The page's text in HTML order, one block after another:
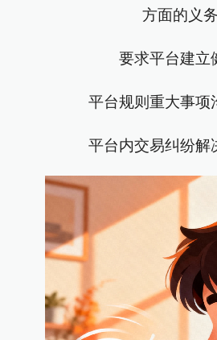
方面的义务
要求平台建立
平台规则重大事项
平台内交易纠纷解